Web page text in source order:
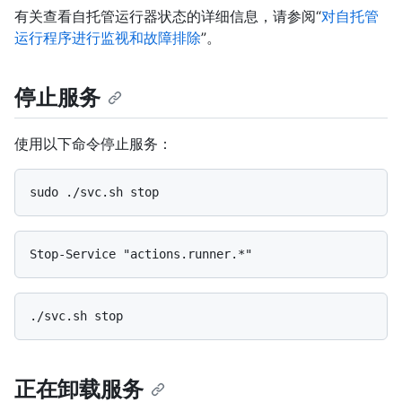
有关查看自托管运行器状态的详细信息，请参阅“对自托管
运行程序进行监视和故障排除”。
停止服务
使用以下命令停止服务：
正在卸载服务